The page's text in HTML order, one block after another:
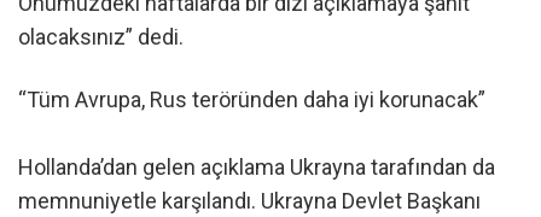
olacaksınız” dedi.
“Tüm Avrupa, Rus teröründen daha iyi korunacak”
Hollanda’dan gelen açıklama Ukrayna tarafından da
memnuniyetle karşılandı. Ukrayna Devlet Başkanı